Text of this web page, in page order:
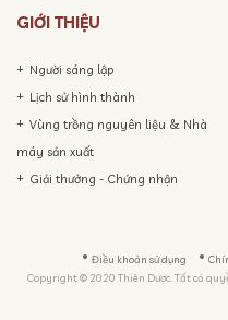
GIỚI THIỆU
Người sáng lập
Lịch sử hình thành
Vùng trồng nguyên liệu & Nhà
máy sản xuất
Giải thưởng - Chứng nhận
Điều khoản sử dụng
Copyright © 2020 Thiên Dược. Tất cả